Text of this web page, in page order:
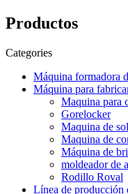
Productos
Categories
Máquina formadora
Máquina para
Maquina para
Gorelocker
Maquina de
Maquina de
Máquina de
moldeador de
Rodillo Roval
Línea de producción